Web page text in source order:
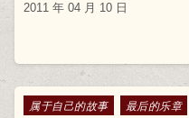
2011 年 04 月 10 日
Posted in
属于自己的故事 最后的乐章